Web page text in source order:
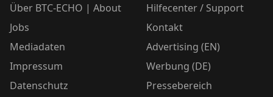
Über BTC-ECHO | About
Jobs
Mediadaten
Impressum
Datenschutz
Hilfecenter / Support
Kontakt
Advertising (EN)
Werbung (DE)
Pressebereich